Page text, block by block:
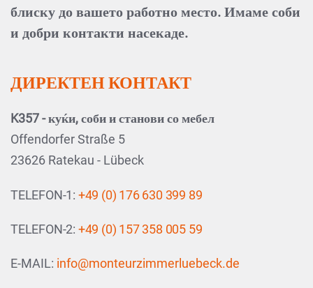
блиску до вашето работно место. Имаме соби
и добри контакти насекаде.
ДИРЕКТЕН КОНТАКТ
K357 - куќи, соби и станови со мебел
Offendorfer Straße 5
23626 Ratekau - Lübeck
TELEFON-1: +49 (0) 176 630 399 89
TELEFON-2: +49 (0) 157 358 005 59
E-MAIL: info@monteurzimmerluebeck.de